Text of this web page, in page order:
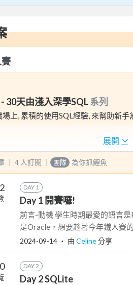
30天由淺入深學SQL系列
上, 累積的使用SQL經驗, 來幫助新
展開
｜ 4 人訂閱 團隊 為你抓鯉魚
DAY 1
Day 1 開賽囉!
前言-動機 學生時期最愛的語言
是Oracle，想要趁著今年鐵人賽
2024-09-14 ‧ 由 Celine分享
DAY 2
Day 2 SQLite